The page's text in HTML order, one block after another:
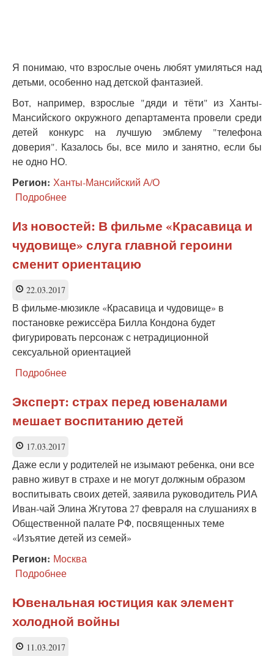
Я понимаю, что взрослые очень любят умиляться над
детьми, особенно над детской фантазией.
Вот, например, взрослые "дяди и тёти" из Ханты-
Мансийского окружного департамента провели среди
детей конкурс на лучшую эмблему "телефона
доверия". Казалось бы, все мило и занятно, если бы
не одно НО.
Регион: Ханты-Мансийский А/О
Подробнее
Ух
стал
символом
телефона
Югре
Из новостей: В фильме «Красавица и
чудовище» слуга главной героини
сменит ориентацию
22.03.2017
В фильме-мюзикле «Красавица и чудовище» в
постановке режиссёра Билла Кондона будет
фигурировать персонаж с нетрадиционной
сексуальной ориентацией
Подробнее
новостей:
В
фильме
чудовище»
слуга
главной
героини
сменит
ориентацию
Эксперт: страх перед ювеналами
мешает воспитанию детей
17.03.2017
Даже если у родителей не изымают ребенка, они все
равно живут в страхе и не могут должным образом
воспитывать своих детей, заявила руководитель РИА
Иван-чай Элина Жгутова 27 февраля на слушаниях в
Общественной палате РФ, посвященных теме
«Изъятие детей из семей»
Регион: Москва
Подробнее
страх
перед
ювеналами
Ювенальная юстиция как элемент
холодной войны
11.03.2017